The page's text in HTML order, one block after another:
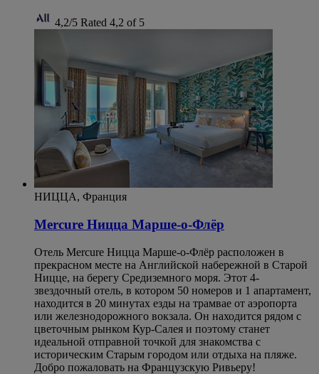
4,2/5 Rated 4,2 of 5
НИЦЦА, Франция
Mercure Ницца Марше-о-Флёр
Отель Mercure Ницца Марше-о-Флёр расположен в
прекрасном месте на Английской набережной в Старой
Ницце, на берегу Средиземного моря. Этот 4-
звездочный отель, в котором 50 номеров и 1 апартамент,
находится в 20 минутах езды на трамвае от аэропорта
или железнодорожного вокзала. Он находится рядом с
цветочным рынком Кур-Салея и поэтому станет
идеальной отправной точкой для знакомства с
историческим Старым городом или отдыха на пляже.
Добро пожаловать на Французскую Ривьеру!